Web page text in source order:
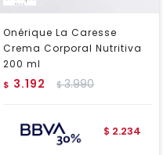
Onérique La Caresse
Crema Corporal Nutritiva
200 ml
$ 3.192 $3.990
$ 2.234